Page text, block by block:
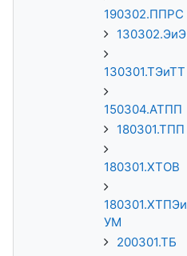
190302.ППРС
130302.ЭиЭ
130301.ТЭиТТ
150304.АТПП
180301.ТПП
180301.ХТОВ
180301.ХТПЭи
УМ
200301.ТБ